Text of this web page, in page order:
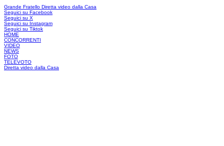
Grande Fratello Diretta video dalla Casa
Seguici su Facebook
Seguici su X
Seguici su Instagram
Seguici su Tiktok
HOME
CONCORRENTI
VIDEO
NEWS
FOTO
TELEVOTO
Diretta video dalla Casa